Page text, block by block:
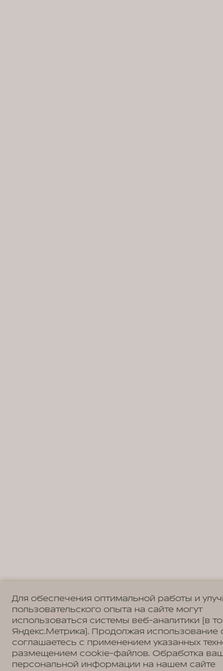
Для обеспечения оптимальной работы и
пользовательского опыта на сайте могут
использоваться системы веб-аналитики (в
Яндекс.Метрика). Продолжая использование
соглашаетесь с применением указанных
размещением cookie-файлов. Обработка
персональной информации на нашем сайте